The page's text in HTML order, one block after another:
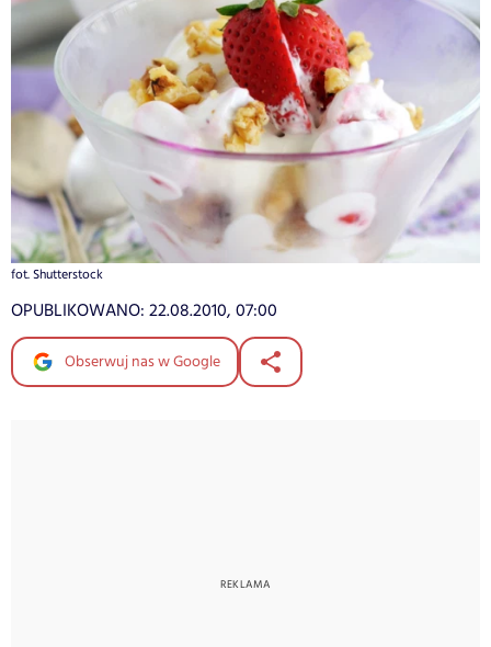
fot. Shutterstock
OPUBLIKOWANO: 22.08.2010, 07:00
Obserwuj nas w Google